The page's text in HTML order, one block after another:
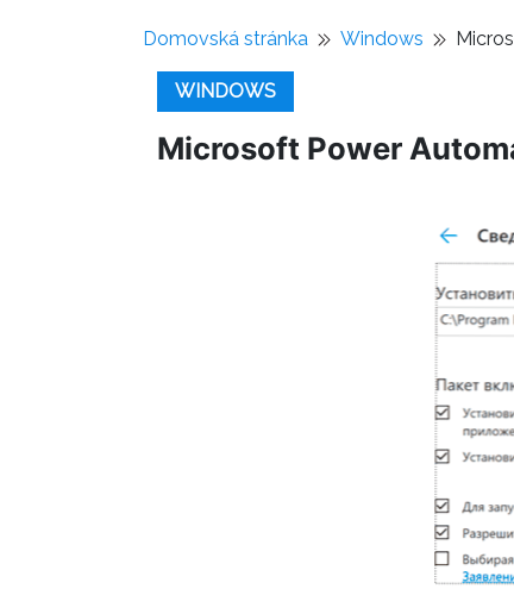
Domovská stránka Windows
WINDOWS
Microsoft Power